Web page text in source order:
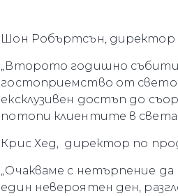
Шон Робъртсън, директор
„Второто годишно
гостоприемство от
ексклузивен достъп до
потопи клиентите в света
Крис Хед, директор по
„Очакваме с нетърпение
един невероятен ден,